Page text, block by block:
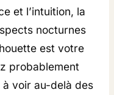
et l’intuition, la
nocturnes
est votre
probablement
voir au-delà des